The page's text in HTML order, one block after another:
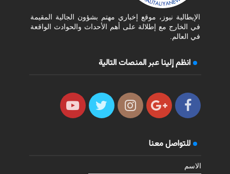
الإيطالية نيوز، موقع إخباري مهتم بشؤون الجالية المقيمة
في الخارج مع إطلالة على أهم الأحداث والحوادث الواقعة
في العالم.
انظم إلينا عبر المنصات التالية
للتواصل معنا
الاسم